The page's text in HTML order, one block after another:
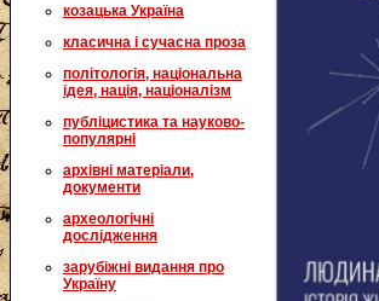
козацька Україна
класична і сучасна проза
політологія, національна
ідея, нація, націоналізм
публіцистика та науково-
популярні
архівні матеріали,
документи
археологічні
дослідження
зарубіжні видання про
Україну